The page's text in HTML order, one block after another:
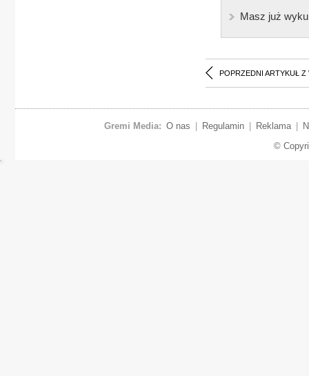
Masz już
POPRZEDNI ARTYKUŁ Z
Gremi Media: O nas Regulamin Reklama
©